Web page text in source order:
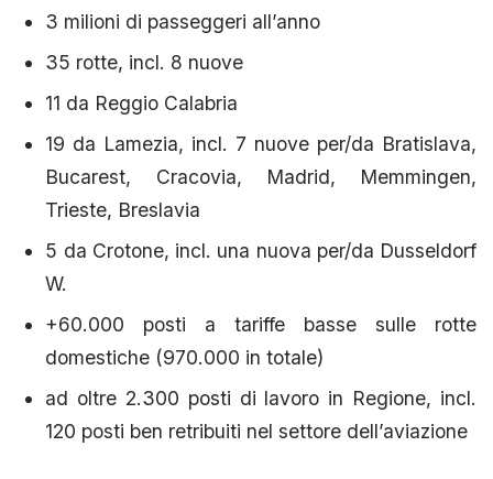
3 milioni di passeggeri all’anno
35 rotte, incl. 8 nuove
11 da Reggio Calabria
19 da Lamezia, incl. 7 nuove per/da Bratislava,
Bucarest, Cracovia, Madrid, Memmingen,
Trieste, Breslavia
5 da Crotone, incl. una nuova per/da Dusseldorf
W.
+60.000 posti a tariffe basse sulle rotte
domestiche (970.000 in totale)
ad oltre 2.300 posti di lavoro in Regione, incl.
120 posti ben retribuiti nel settore dell’aviazione